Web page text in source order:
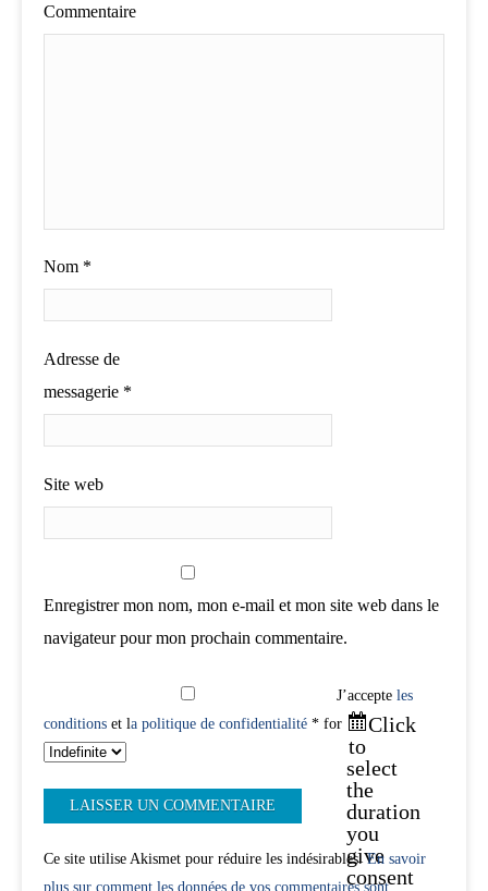
Commentaire
Nom *
Adresse de
messagerie *
Site web
Enregistrer mon nom, mon e-mail et mon site web dans le
navigateur pour mon prochain commentaire.
J’accepte les
conditions et la politique de confidentialité * for
Click
to
select
the
duration
you
give
consent
Ce site utilise Akismet pour réduire les indésirables.En savoir
plus sur comment les données de vos commentaires sont